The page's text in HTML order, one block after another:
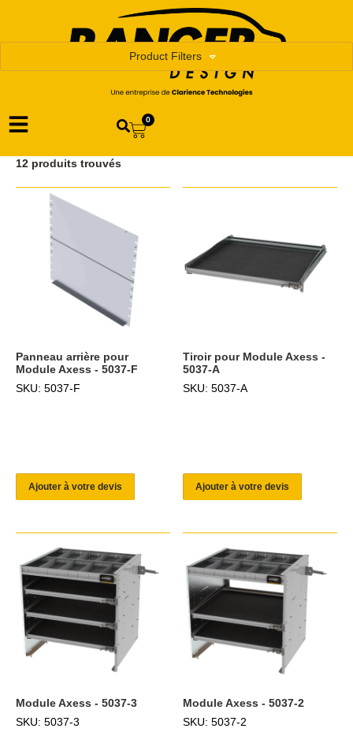
0
Product Filters
12 produits trouvés
Panneau arrière pour
Module Axess - 5037-F
SKU: 5037-F
Ajouter à votre devis
Tiroir pour Module Axess -
5037-A
SKU: 5037-A
Ajouter à votre devis
Module Axess - 5037-3
SKU: 5037-3
Module Axess - 5037-2
SKU: 5037-2